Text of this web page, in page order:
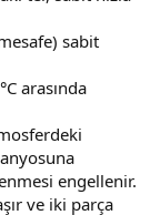
sabit
arasında
engellenir.
ve iki parça